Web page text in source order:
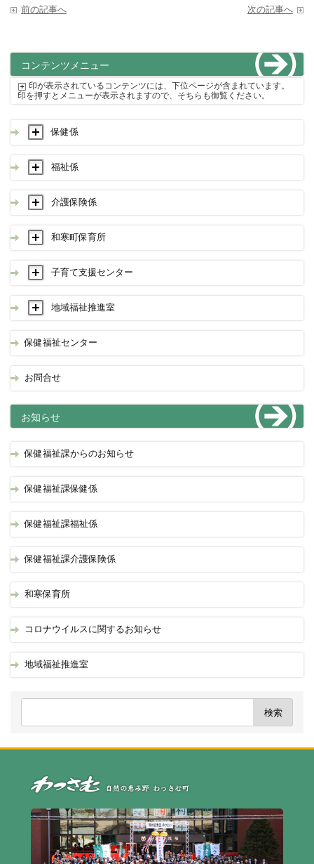
前の記事へ 次の記事へ
コンテンツメニュー
印が表示されているコンテンツには、下位ページが含まれています。
印を押すとメニューが表示されますので、そちらも御覧ください。
保健係
福祉係
介護保険係
和寒町保育所
子育て支援センター
地域福祉推進室
保健福祉センター
お問合せ
お知らせ
保健福祉課からのお知らせ
保健福祉課保健係
保健福祉課福祉係
保健福祉課介護保険係
和寒保育所
コロナウイルスに関するお知らせ
地域福祉推進室